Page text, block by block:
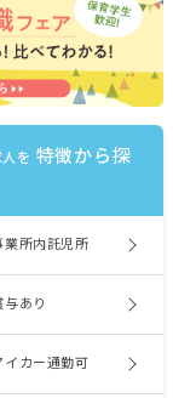
を 特徴から探
業所内託児所
あり
イカー通勤可